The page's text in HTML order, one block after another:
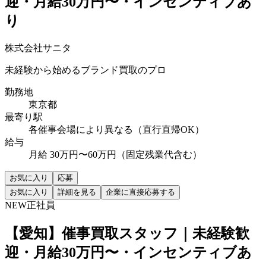
り
株式会社サニタ
未経験から始めるブランド買取のプロ
勤務地
東京都
最寄り駅
各催事会場により異なる（直行直帰OK）
給与
月給 30万円〜60万円（固定残業代含む）
お気に入り
応募
お気に入り
詳細を見る 企業に直接応募する
NEW正社員
【愛知】催事買取スタッフ｜未経験歓
迎・月給30万円〜・インセンティブあ